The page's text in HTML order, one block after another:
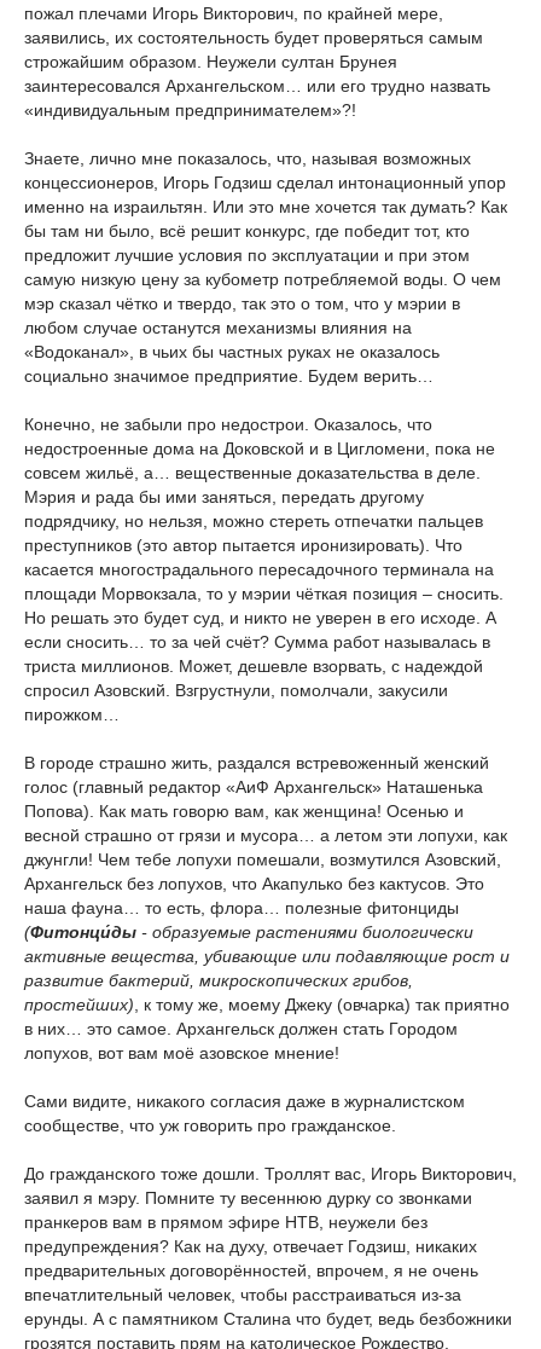
пожал плечами Игорь Викторович, по крайней мере,
заявились, их состоятельность будет проверяться самым
строжайшим образом. Неужели султан Брунея
заинтересовался Архангельском… или его трудно назвать
«индивидуальным предпринимателем»?!
Знаете, лично мне показалось, что, называя возможных
концессионеров, Игорь Годзиш сделал интонационный упор
именно на израильтян. Или это мне хочется так думать? Как
бы там ни было, всё решит конкурс, где победит тот, кто
предложит лучшие условия по эксплуатации и при этом
самую низкую цену за кубометр потребляемой воды. О чем
мэр сказал чётко и твердо, так это о том, что у мэрии в
любом случае останутся механизмы влияния на
«Водоканал», в чьих бы частных руках не оказалось
социально значимое предприятие. Будем верить…
Конечно, не забыли про недострои. Оказалось, что
недостроенные дома на Доковской и в Цигломени, пока не
совсем жильё, а… вещественные доказательства в деле.
Мэрия и рада бы ими заняться, передать другому
подрядчику, но нельзя, можно стереть отпечатки пальцев
преступников (это автор пытается иронизировать). Что
касается многострадального пересадочного терминала на
площади Морвокзала, то у мэрии чёткая позиция – сносить.
Но решать это будет суд, и никто не уверен в его исходе. А
если сносить… то за чей счёт? Сумма работ называлась в
триста миллионов. Может, дешевле взорвать, с надеждой
спросил Азовский. Взгрустнули, помолчали, закусили
пирожком…
В городе страшно жить, раздался встревоженный женский
голос (главный редактор «АиФ Архангельск» Наташенька
Попова). Как мать говорю вам, как женщина! Осенью и
весной страшно от грязи и мусора… а летом эти лопухи, как
джунгли! Чем тебе лопухи помешали, возмутился Азовский,
Архангельск без лопухов, что Акапулько без кактусов. Это
наша фауна… то есть, флора… полезные фитонциды
(Фитонци́ды - образуемые растениями биологически
активные вещества, убивающие или подавляющие рост и
развитие бактерий, микроскопических грибов,
простейших) , к тому же, моему Джеку (овчарка) так приятно
в них… это самое. Архангельск должен стать Городом
лопухов, вот вам моё азовское мнение!
Сами видите, никакого согласия даже в журналистском
сообществе, что уж говорить про гражданское.
До гражданского тоже дошли. Троллят вас, Игорь Викторович,
заявил я мэру. Помните ту весеннюю дурку со звонками
пранкеров вам в прямом эфире НТВ, неужели без
предупреждения? Как на духу, отвечает Годзиш, никаких
предварительных договорённостей, впрочем, я не очень
впечатлительный человек, чтобы расстраиваться из-за
ерунды. А с памятником Сталина что будет, ведь безбожники
грозятся поставить прям на католическое Рождество,